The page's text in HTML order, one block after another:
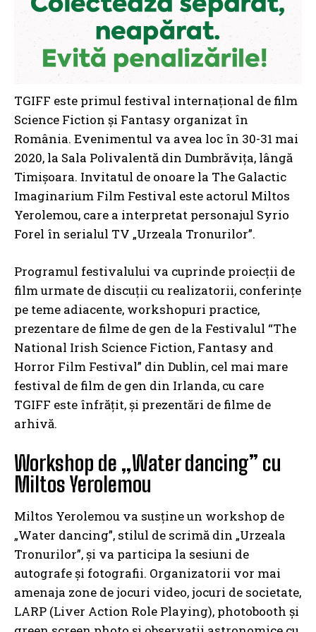
TGIFF este primul festival internațional de film
Science Fiction și Fantasy organizat în
România. Evenimentul va avea loc în 30-31 mai
2020, la Sala Polivalentă din Dumbrăvița, lângă
Timișoara. Invitatul de onoare la The Galactic
Imaginarium Film Festival este actorul Miltos
Yerolemou, care a interpretat personajul Syrio
Forel în serialul TV „Urzeala Tronurilor”.
Programul festivalului va cuprinde proiecții de
film urmate de discuții cu realizatorii, conferințe
pe teme adiacente, workshopuri practice,
prezentare de filme de gen de la Festivalul “The
National Irish Science Fiction, Fantasy and
Horror Film Festival” din Dublin, cel mai mare
festival de film de gen din Irlanda, cu care
TGIFF este înfrățit, și prezentări de filme de
arhivă.
Workshop de „Water dancing” cu
Miltos Yerolemou
Miltos Yerolemou va susține un workshop de
„Water dancing”, stilul de scrimă din „Urzeala
Tronurilor”, și va participa la sesiuni de
autografe și fotografii. Organizatorii vor mai
amenaja zone de jocuri video, jocuri de societate,
LARP (Liver Action Role Playing), photobooth și